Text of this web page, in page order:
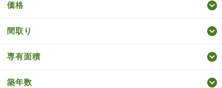
価格
間取り
専有面積
築年数